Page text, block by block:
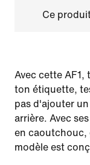
Ce
Avec cette
ton étiquette,
pas d'ajouter
arrière. Avec
en caoutchouc,
modèle est